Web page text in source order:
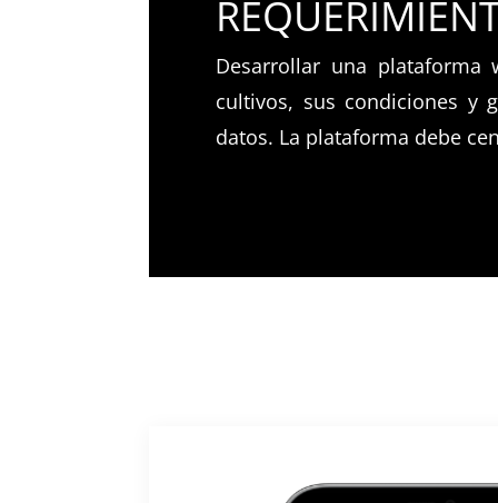
Desarrollar una plataforma
cultivos, sus condiciones y
datos. La plataforma debe